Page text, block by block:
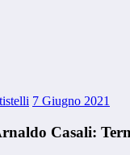
7 Giugno 2021
Casali: